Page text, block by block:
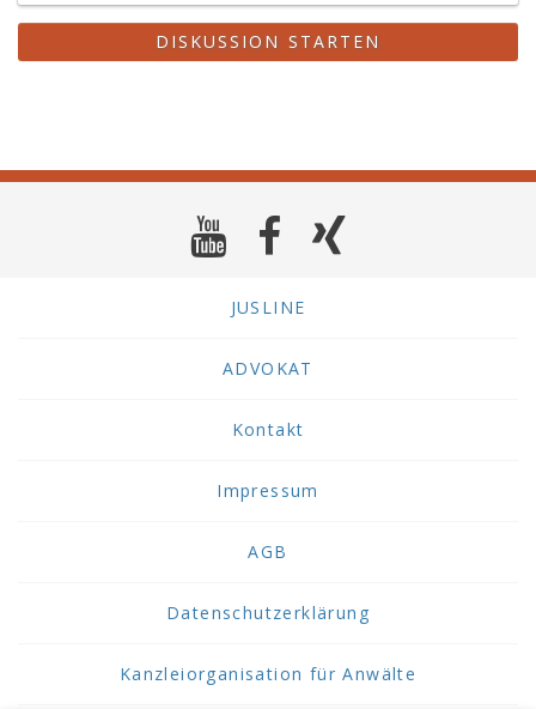
DISKUSSION STARTEN
JUSLINE
ADVOKAT
Kontakt
Impressum
AGB
Datenschutzerklärung
Kanzleiorganisation für Anwälte